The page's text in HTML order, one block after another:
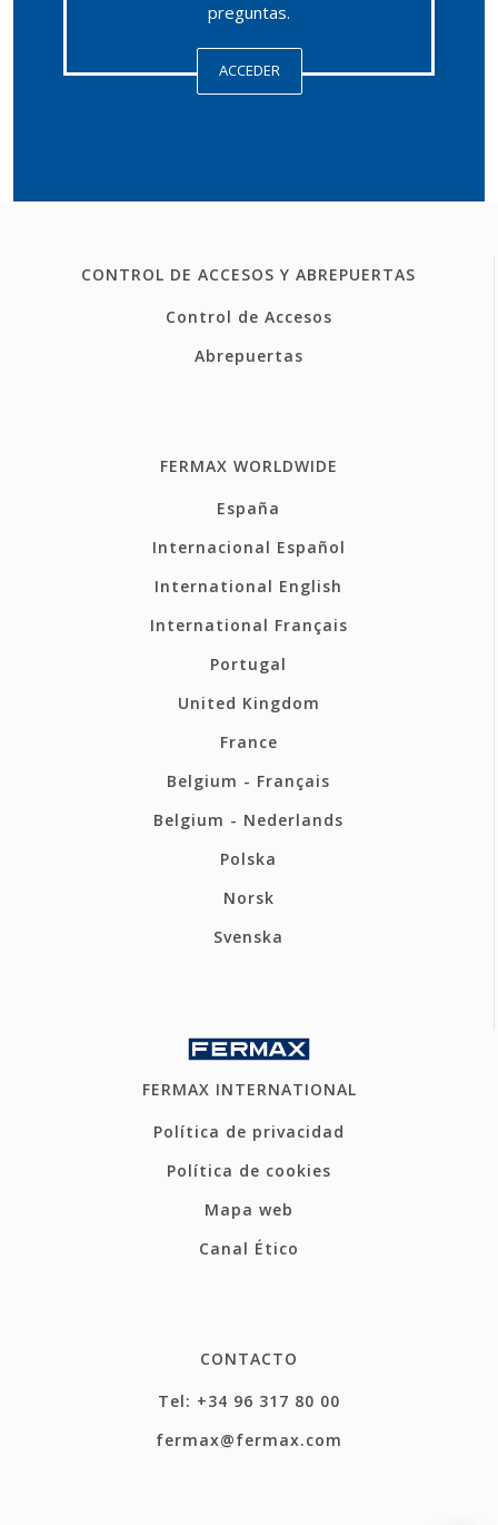
preguntas.
ACCEDER
CONTROL DE ACCESOS Y ABREPUERTAS
Control de Accesos
Abrepuertas
FERMAX WORLDWIDE
España
Internacional Español
International English
International Français
Portugal
United Kingdom
France
Belgium - Français
Belgium - Nederlands
Polska
Norsk
Svenska
FERMAX INTERNATIONAL
Política de privacidad
Política de cookies
Mapa web
Canal Ético
CONTACTO
Tel: +34 96 317 80 00
fermax@fermax.com